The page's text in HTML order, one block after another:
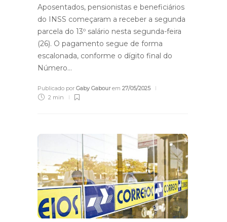
Aposentados, pensionistas e beneficiários
do INSS começaram a receber a segunda
parcela do 13º salário nesta segunda-feira
(26). O pagamento segue de forma
escalonada, conforme o dígito final do
Número…
Publicado por Gaby Gabourem 27/05/2025
2 min